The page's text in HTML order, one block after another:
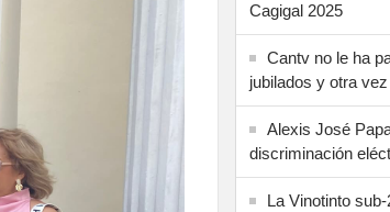
Cagigal 2025
Cantv no le ha
jubilados y otra
Alexis José
discriminación
La Vinotinto